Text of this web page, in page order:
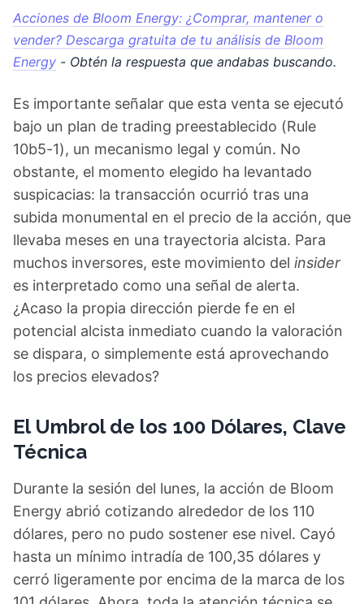
Acciones de Bloom Energy: ¿Comprar, mantener o
vender? Descarga gratuita de tu análisis de Bloom
Energy - Obtén la respuesta que andabas buscando.
Es importante señalar que esta venta se ejecutó
bajo un plan de trading preestablecido (Rule
10b5-1), un mecanismo legal y común. No
obstante, el momento elegido ha levantado
suspicacias: la transacción ocurrió tras una
subida monumental en el precio de la acción, que
llevaba meses en una trayectoria alcista. Para
muchos inversores, este movimiento del insider
es interpretado como una señal de alerta.
¿Acaso la propia dirección pierde fe en el
potencial alcista inmediato cuando la valoración
se dispara, o simplemente está aprovechando
los precios elevados?
El Umbrol de los 100 Dólares, Clave
Técnica
Durante la sesión del lunes, la acción de Bloom
Energy abrió cotizando alrededor de los 110
dólares, pero no pudo sostener ese nivel. Cayó
hasta un mínimo intradía de 100,35 dólares y
cerró ligeramente por encima de la marca de los